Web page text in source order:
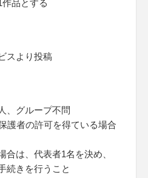
品とする
スより投稿
、グループ不問
護者の許可を得ている場合
は、代表者1名を決め、
続きを行うこと